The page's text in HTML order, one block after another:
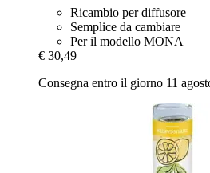
Ricambio per diffusore
Semplice da cambiare
Per il modello MONA
€ 30,49
Consegna entro il giorno 11